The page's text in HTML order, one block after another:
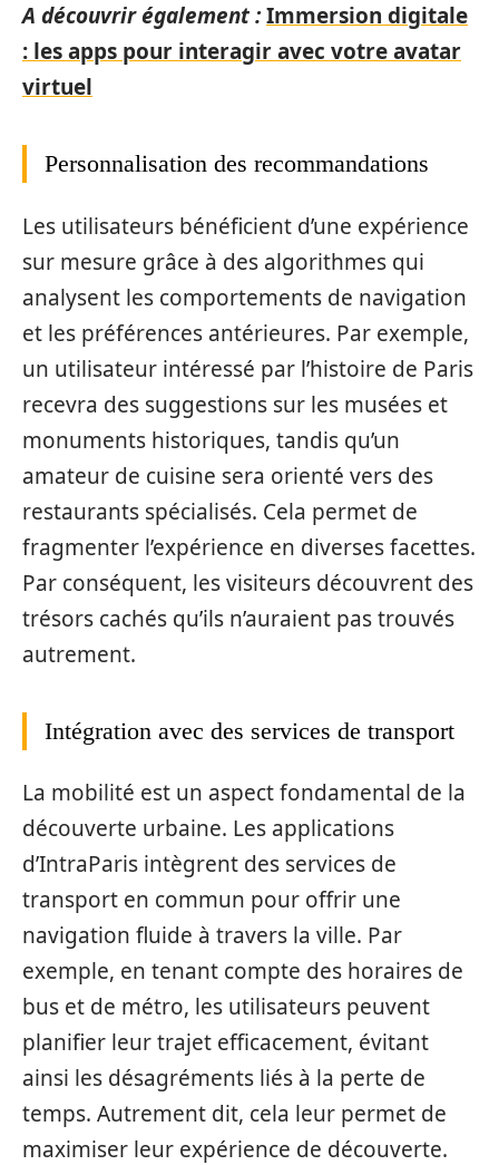
A découvrir également :Immersion digitale
: les apps pour interagir avec votre avatar
virtuel
Personnalisation des recommandations
Les utilisateurs bénéficient d’une expérience
sur mesure grâce à des algorithmes qui
analysent les comportements de navigation
et les préférences antérieures. Par exemple,
un utilisateur intéressé par l’histoire de Paris
recevra des suggestions sur les musées et
monuments historiques, tandis qu’un
amateur de cuisine sera orienté vers des
restaurants spécialisés. Cela permet de
fragmenter l’expérience en diverses facettes.
Par conséquent, les visiteurs découvrent des
trésors cachés qu’ils n’auraient pas trouvés
autrement.
Intégration avec des services de transport
La mobilité est un aspect fondamental de la
découverte urbaine. Les applications
d’IntraParis intègrent des services de
transport en commun pour offrir une
navigation fluide à travers la ville. Par
exemple, en tenant compte des horaires de
bus et de métro, les utilisateurs peuvent
planifier leur trajet efficacement, évitant
ainsi les désagréments liés à la perte de
temps. Autrement dit, cela leur permet de
maximiser leur expérience de découverte.